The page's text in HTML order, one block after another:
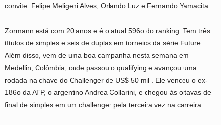
convite: Felipe Meligeni Alves, Orlando Luz e Fernando Yamacita.
Zormann está com 20 anos e é o atual 596o do ranking. Tem três
títulos de simples e seis de duplas em torneios da série Future.
Além disso, vem de uma boa campanha nesta semana em
Medellin, Colômbia, onde passou o qualifying e avançou uma
rodada na chave do Challenger de US$ 50 mil . Ele venceu o ex-
186o da ATP, o argentino Andrea Collarini, e chegou às oitavas de
final de simples em um challenger pela terceira vez na carreira.